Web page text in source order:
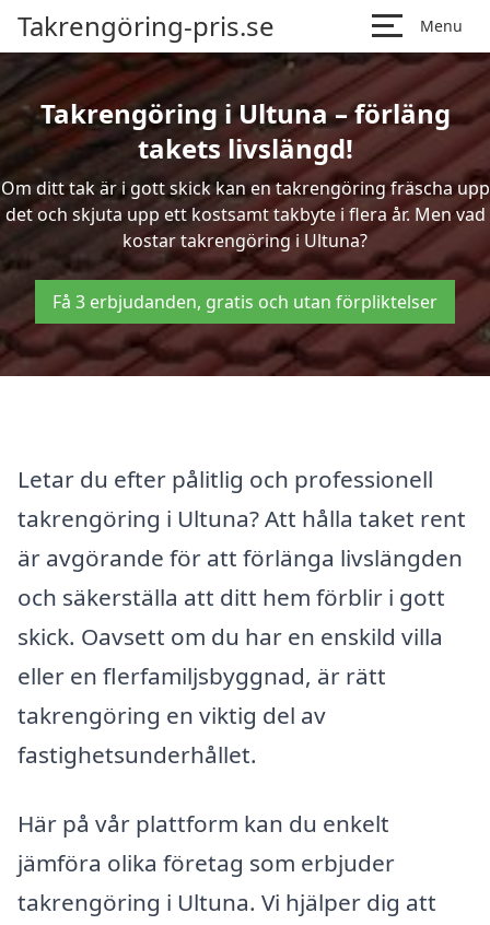
Takrengöring-pris.se Menu
Takrengöring i Ultuna – förläng
takets livslängd!
Om ditt tak är i gott skick kan en takrengöring fräscha upp
det och skjuta upp ett kostsamt takbyte i flera år. Men vad
kostar takrengöring i Ultuna?
Få 3 erbjudanden, gratis och utan förpliktelser
Letar du efter pålitlig och professionell
takrengöring i Ultuna? Att hålla taket rent
är avgörande för att förlänga livslängden
och säkerställa att ditt hem förblir i gott
skick. Oavsett om du har en enskild villa
eller en flerfamiljsbyggnad, är rätt
takrengöring en viktig del av
fastighetsunderhållet.
Här på vår plattform kan du enkelt
jämföra olika företag som erbjuder
takrengöring i Ultuna. Vi hjälper dig att